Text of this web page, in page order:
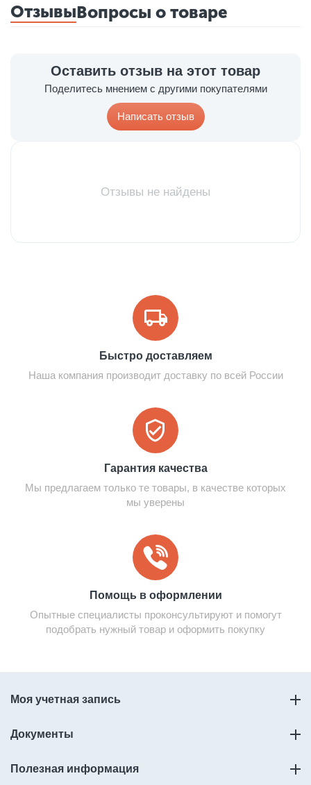
ОтзывыВопросы о товаре
Оставить отзыв на этот товар
Поделитесь мнением с другими покупателями
Написать отзыв
Отзывы не найдены
Быстро доставляем
Наша компания производит доставку по всей России
Гарантия качества
Мы предлагаем только те товары, в качестве которых
мы уверены
Помощь в оформлении
Опытные специалисты проконсультируют и помогут
подобрать нужный товар и оформить покупку
Моя учетная запись
Документы
Полезная информация